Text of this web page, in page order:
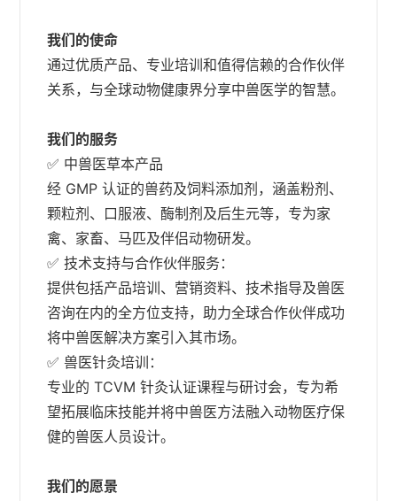
我们的使命
通过优质产品、专业培训和值得信赖的合作伙伴
关系，与全球动物健康界分享中兽医学的智慧。
我们的服务
✅ 中兽医草本产品
经 GMP 认证的兽药及饲料添加剂，涵盖粉剂、
颗粒剂、口服液、酶制剂及后生元等，专为家
禽、家畜、马匹及伴侣动物研发。
✅ 技术支持与合作伙伴服务：
提供包括产品培训、营销资料、技术指导及兽医
咨询在内的全方位支持，助力全球合作伙伴成功
将中兽医解决方案引入其市场。
✅ 兽医针灸培训：
专业的 TCVM 针灸认证课程与研讨会，专为希
望拓展临床技能并将中兽医方法融入动物医疗保
健的兽医人员设计。
我们的愿景